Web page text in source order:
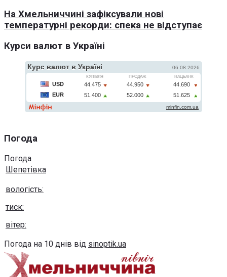
На Хмельниччині зафіксували нові
температурні рекорди: спека не відступає
Курси валют в Україні
Погода
Погода
Шепетівка
вологість:
тиск:
вітер:
Погода на 10 днів від sinoptik.ua